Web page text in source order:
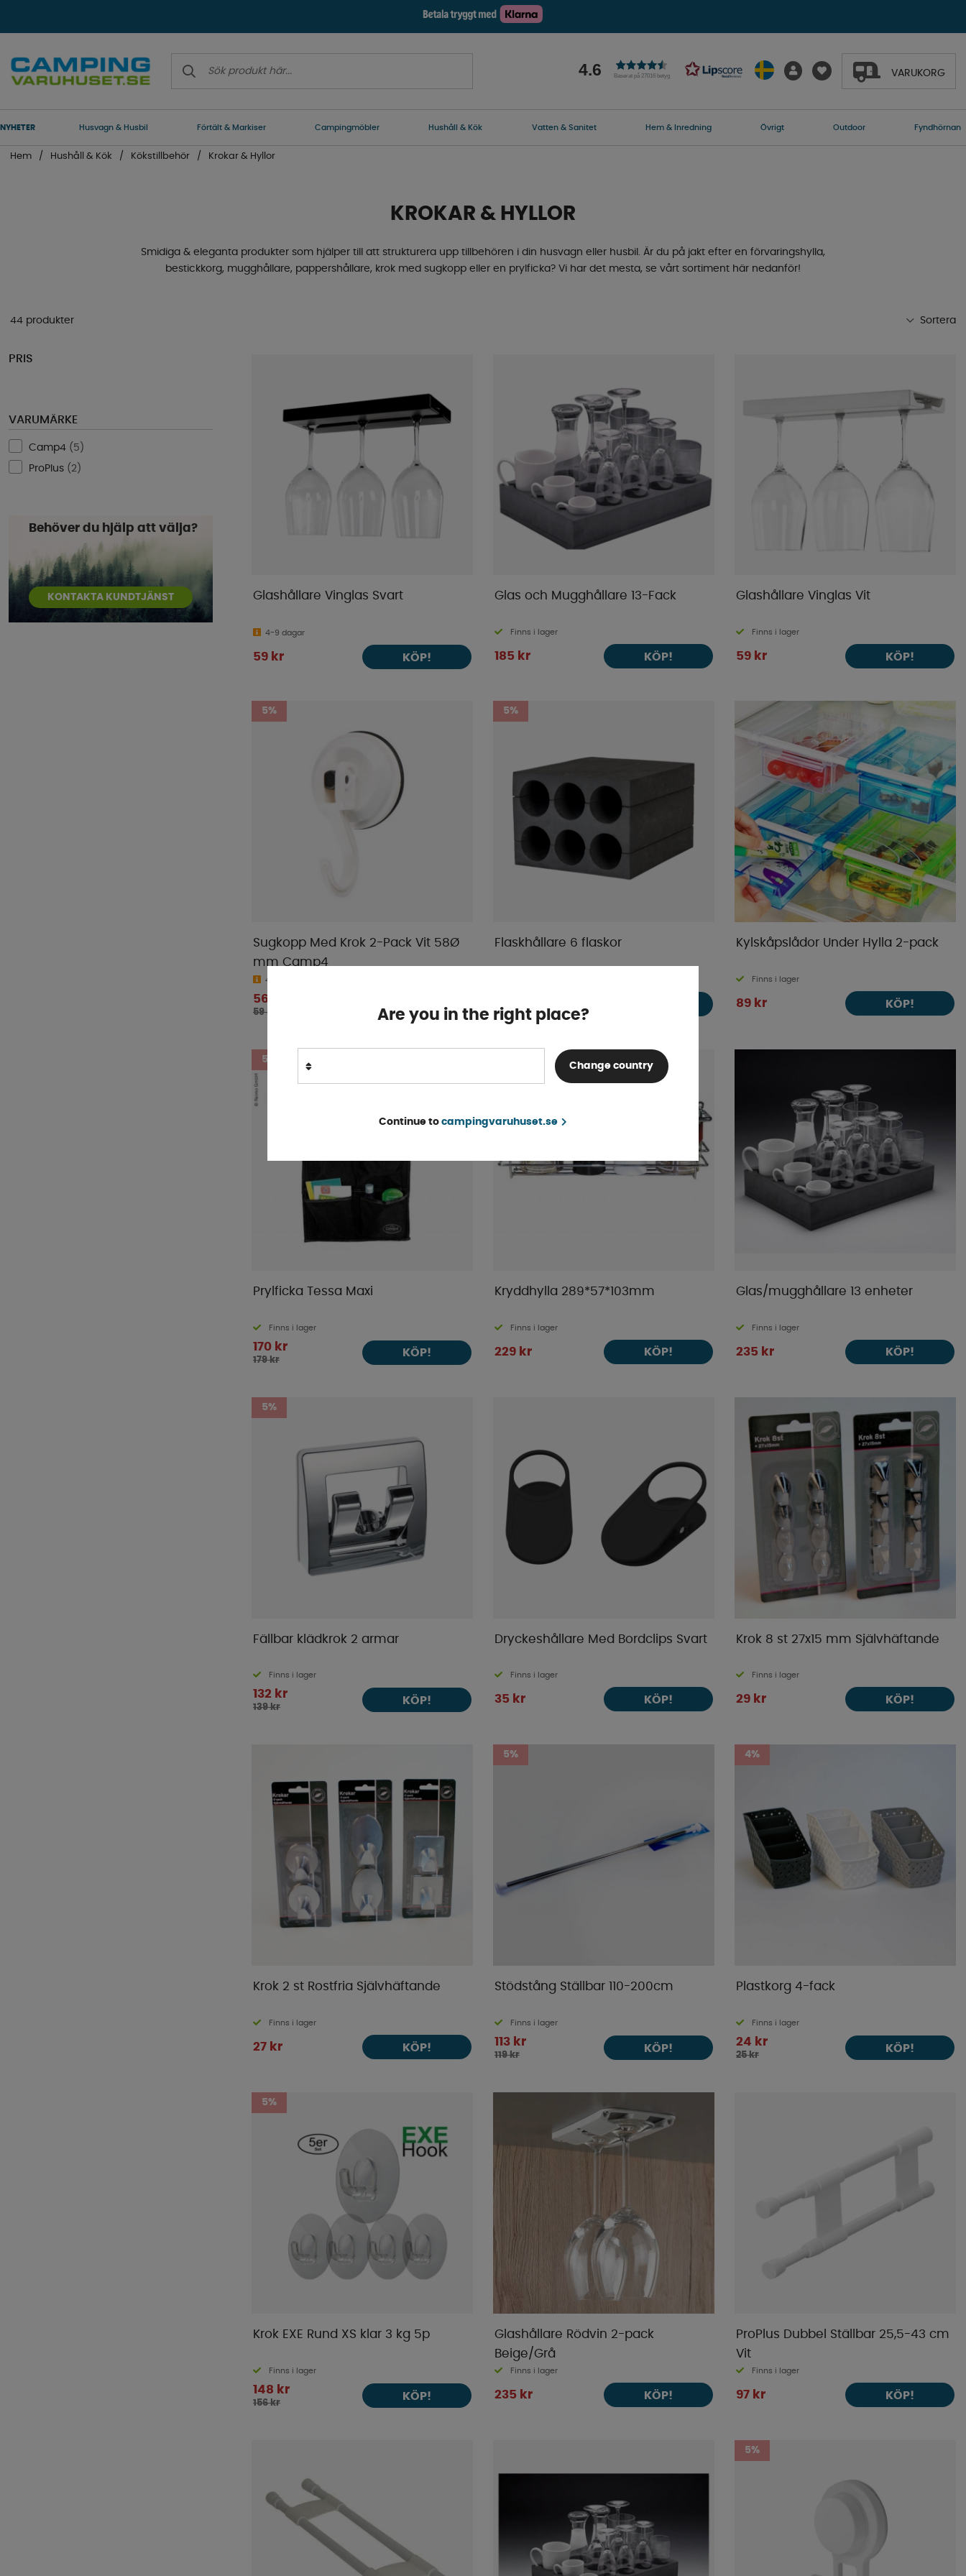
4.6 Baserat på 27016 betyg VARUKORG
NYHETER Husvagn & Husbil Förtält & Markiser Campingmöbler Hushåll & Kök Vatten & Sanitet Hem & Inredning Övrigt Outdoor Fyndhörnan
Hem Hushåll & Kök Kökstillbehör Krokar & Hyllor
KROKAR & HYLLOR
Smidiga & eleganta produkter som hjälper till att strukturera upp tillbehören i din husvagn eller husbil. Är du på jakt efter en förvaringshylla,
bestickkorg, mugghållare, pappershållare, krok med sugkopp eller en prylficka? Vi har det mesta, se vårt sortiment här nedanför!
Sortera
Namn A-Ö
Namn Ö-A
Varumärke
Publiceringsdatum
44 produkter
PRIS
VARUMÄRKE
Camp4 ( 5 )
ProPlus ( 2)
Behöver du hjälp att välja?
KONTAKTA KUNDTJÄNST Glashållare Vinglas Svart
4-9 dagar
59 kr KÖP!
Glas och Mugghållare 13-Fack
Finns i lager
185 kr KÖP!
Glashållare Vinglas Vit
Finns i lager
59 kr KÖP!
5%
Sugkopp Med Krok 2-Pack Vit 58Ø
mm Camp4
4-9 dagar
56 kr
59 kr
5%
Flaskhållare 6 flaskor
315 kr
Kylskåpslådor Under Hylla 2-pack
Finns i lager
89 kr KÖP!
5%
Prylficka Tessa Maxi
Finns i lager
170 kr
179 kr
KÖP!
Kryddhylla 289*57*103mm
Finns i lager
229 kr KÖP!
Glas/mugghållare 13 enheter
Finns i lager
235 kr KÖP!
5%
Fällbar klädkrok 2 armar
Finns i lager
132 kr
139 kr
KÖP!
Dryckeshållare Med Bordclips Svart
Finns i lager
35 kr KÖP!
Krok 8 st 27x15 mm Självhäftande
Finns i lager
29 kr KÖP!
Krok 2 st Rostfria Självhäftande
Finns i lager
27 kr KÖP!
5%
Stödstång Ställbar 110-200cm
Finns i lager
113 kr
119 kr
KÖP!
4%
Plastkorg 4-fack
Finns i lager
24 kr
25 kr
KÖP!
5%
Krok EXE Rund XS klar 3 kg 5p
Finns i lager
148 kr
156 kr
KÖP!
Glashållare Rödvin 2-pack
Beige/Grå
Finns i lager
235 kr KÖP!
ProPlus Dubbel Ställbar 25,5-43 cm
Vit
Finns i lager
97 kr KÖP!
5%
Are you in the right place?
Change country
Continue to campingvaruhuset.se